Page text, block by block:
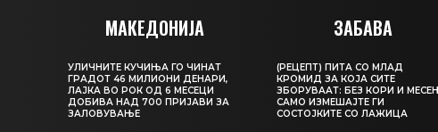
МАКЕДОНИЈА
УЛИЧНИТЕ КУЧИЊА ГО ЧИНАТ
ГРАДОТ 46 МИЛИОНИ ДЕНАРИ,
ЛАЈКА ВО РОК ОД 6 МЕСЕЦИ
ДОБИВА НАД 700 ПРИЈАВИ ЗА
ЗАЛОВУВАЊЕ
ЗАБАВА
(РЕЦЕПТ) ПИТА СО МЛАД
КРОМИД ЗА КОЈА СИТЕ
ЗБОРУВААТ: БЕЗ КОРИ И
САМО ИЗМЕШАЈТЕ ГИ
СОСТОЈКИТЕ СО ЛАЖИЦА